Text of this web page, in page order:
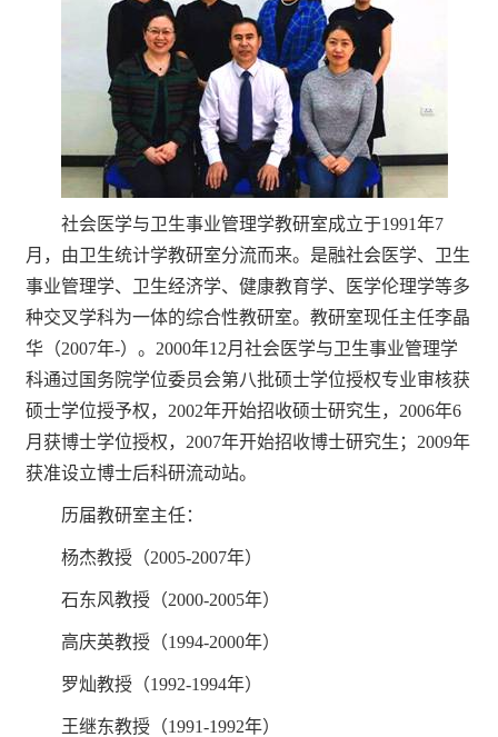
社会医学与卫生事业管理学教研室成立于1991年7
月，由卫生统计学教研室分流而来。 是融社会医学、卫生
事业管理学、卫生经济学、健康教育学、医学伦理学等多
种交叉学科为一体的综合性教研室。 教研室现任主任李晶
华（2007年-）。 2000年12月社会医学与卫生事业管理学
科通过国务院学位委员会第八批硕士学位授权专业审核获
硕士学位授予权， 2002年开始招收硕士研究生， 2006年6
月获博士学位授权， 2007年开始招收博士研究生； 2009年
获准设立博士后科研流动站。
历届教研室主任：
杨杰教授（2005-2007年）
石东风教授（2000-2005年）
高庆英教授（1994-2000年）
罗灿教授（1992-1994年）
王继东教授（1991-1992年）